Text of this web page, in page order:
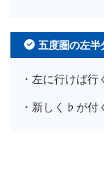
五度圏の左半
・左に行けば
・新しく♭が付